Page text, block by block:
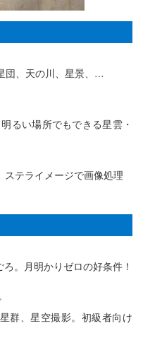
団、天の川、星景、…
るい場所でもできる星雲・
テライメージで画像処理
。月明かりゼロの好条件！
群、星空撮影。初級者向け